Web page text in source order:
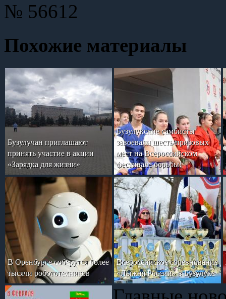
№ 56612
Похожие материалы
Бузулучан приглашают
принять участие в акции
«Зарядка для жизни»
Бузулукские самбисты
завоевали шесть призовых
мест на Всероссийском
фестивале борьбы!
В Оренбурге соберутся более
тысячи робототехников
Всероссийское соревнование
«Лыжня России» в Бузулуке